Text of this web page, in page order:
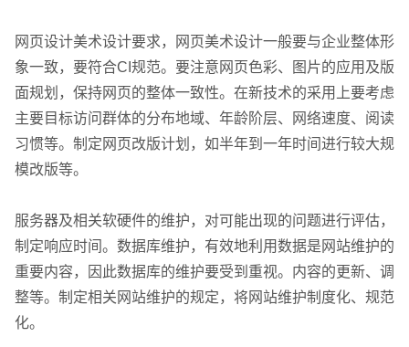
网页设计美术设计要求，网页美术设计一般要与企业整体形
象一致，要符合CI规范。要注意网页色彩、图片的应用及版
面规划，保持网页的整体一致性。在新技术的采用上要考虑
主要目标访问群体的分布地域、年龄阶层、网络速度、阅读
习惯等。制定网页改版计划，如半年到一年时间进行较大规
模改版等。
服务器及相关软硬件的维护，对可能出现的问题进行评估，
制定响应时间。数据库维护，有效地利用数据是网站维护的
重要内容，因此数据库的维护要受到重视。内容的更新、调
整等。制定相关网站维护的规定，将网站维护制度化、规范
化。